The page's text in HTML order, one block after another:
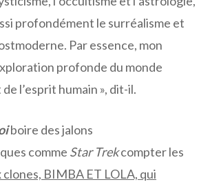
profondément le surréalisme et
Par essence, mon
profonde du monde
l’esprit humain », dit-il.
boire des jalons
comme Star Trekcompter les
BIMBA ET LOLA, qui